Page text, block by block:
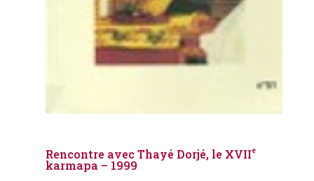
Rencontre avec Thayé Dorjé, le XVIIe
karmapa – 1999